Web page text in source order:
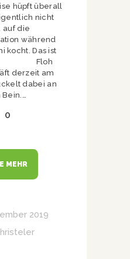
hüpft überall
nicht
auf die
während
kocht. Das ist
Floh
derzeit am
dabei an
0
MEHR
2019